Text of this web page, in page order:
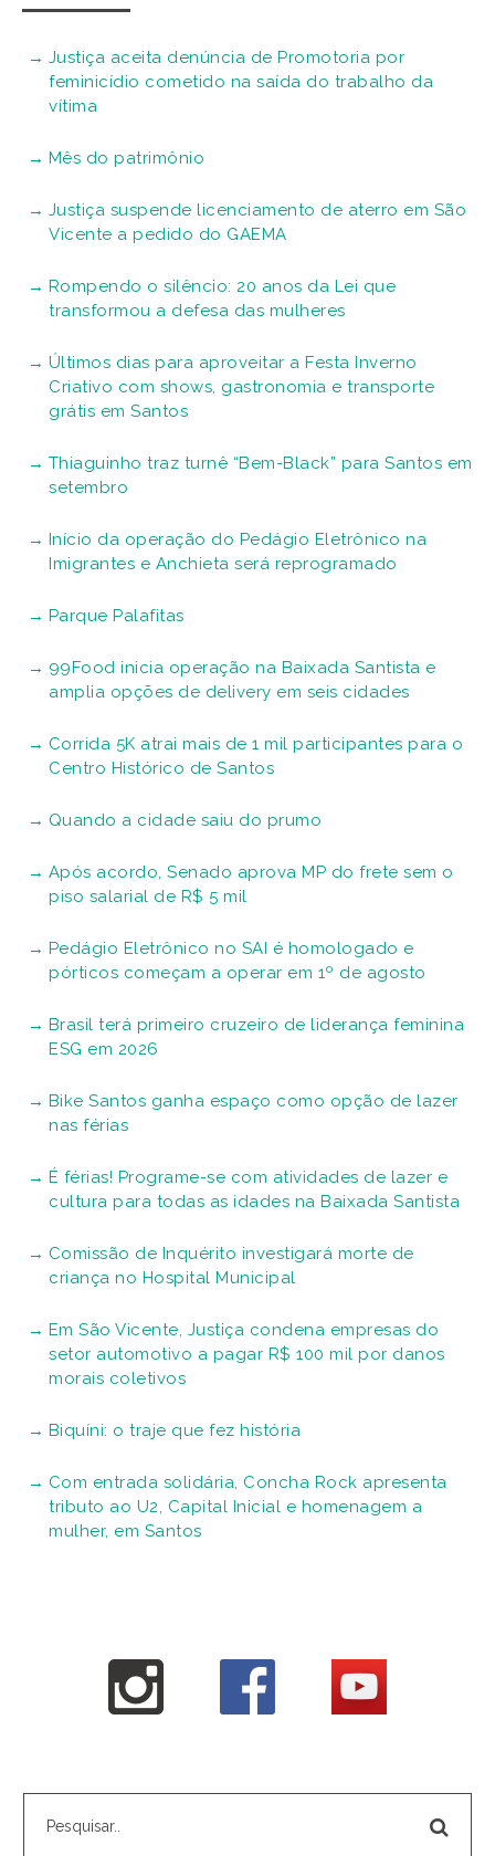
Justiça aceita denúncia de Promotoria por
feminicídio cometido na saída do trabalho da
vítima
Mês do patrimônio
Justiça suspende licenciamento de aterro em São
Vicente a pedido do GAEMA
Rompendo o silêncio: 20 anos da Lei que
transformou a defesa das mulheres
Últimos dias para aproveitar a Festa Inverno
Criativo com shows, gastronomia e transporte
grátis em Santos
Thiaguinho traz turnê “Bem-Black” para Santos em
setembro
Início da operação do Pedágio Eletrônico na
Imigrantes e Anchieta será reprogramado
Parque Palafitas
99Food inicia operação na Baixada Santista e
amplia opções de delivery em seis cidades
Corrida 5K atrai mais de 1 mil participantes para o
Centro Histórico de Santos
Quando a cidade saiu do prumo
Após acordo, Senado aprova MP do frete sem o
piso salarial de R$ 5 mil
Pedágio Eletrônico no SAI é homologado e
pórticos começam a operar em 1º de agosto
Brasil terá primeiro cruzeiro de liderança feminina
ESG em 2026
Bike Santos ganha espaço como opção de lazer
nas férias
É férias! Programe-se com atividades de lazer e
cultura para todas as idades na Baixada Santista
Comissão de Inquérito investigará morte de
criança no Hospital Municipal
Em São Vicente, Justiça condena empresas do
setor automotivo a pagar R$ 100 mil por danos
morais coletivos
Biquíni: o traje que fez história
Com entrada solidária, Concha Rock apresenta
tributo ao U2, Capital Inicial e homenagem a
mulher, em Santos